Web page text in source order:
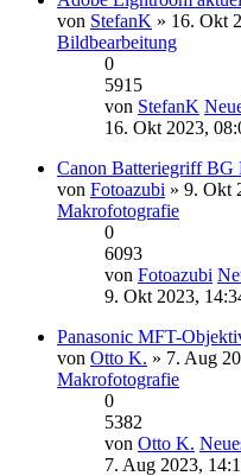
von StefanK » 16. Okt
Bildbearbeitung
0
5915
von StefanK
16. Okt 2023,
Canon Batteriegriff BG
von Fotoazubi » 9. Okt
Makrofotografie
0
6093
von Fotoazubi
9. Okt 2023,
Panasonic MFT-
von Otto K. » 7. Aug
Makrofotografie
0
5382
von Otto K.
7. Aug 2023,